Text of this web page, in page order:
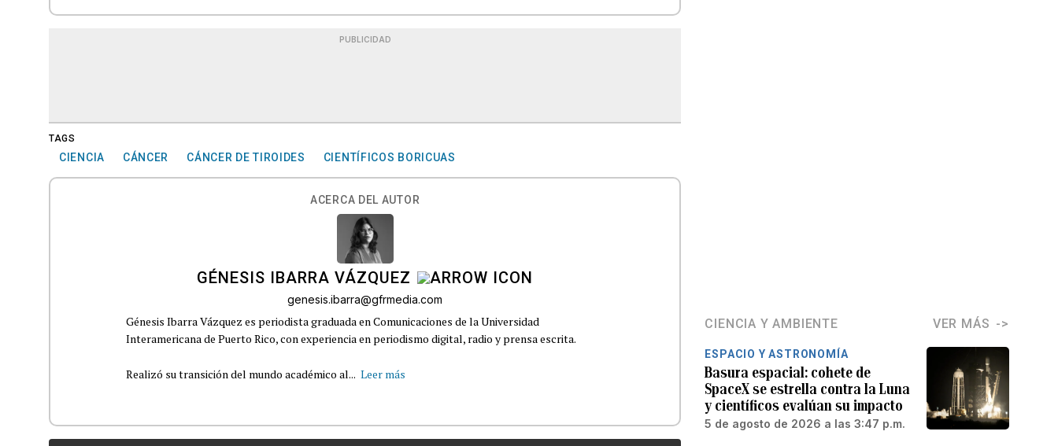
PUBLICIDAD
TAGS
CIENCIA CÁNCER CÁNCER DE TIROIDES CIENTÍFICOS BORICUAS
ACERCA DEL AUTOR
GÉNESIS IBARRA VÁZQUEZ
genesis.ibarra@gfrmedia.com
Génesis Ibarra Vázquez es periodista graduada en Comunicaciones de la Universidad
Interamericana de Puerto Rico, con experiencia en periodismo digital, radio y prensa escrita.
Realizó su transición del mundo académico al... Leer más
CIENCIA Y AMBIENTE VER MÁS
ESPACIO Y ASTRONOMÍA
Basura espacial: cohete de
SpaceX se estrella contra la Luna
y científicos evalúan su impacto
5 de agosto de 2026 a las 3:47 p.m.